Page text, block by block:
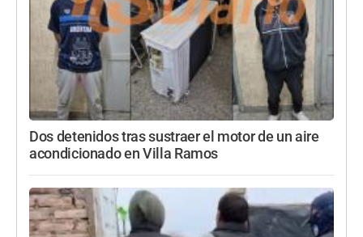
Dos detenidos tras sustraer el motor de un aire
acondicionado en Villa Ramos